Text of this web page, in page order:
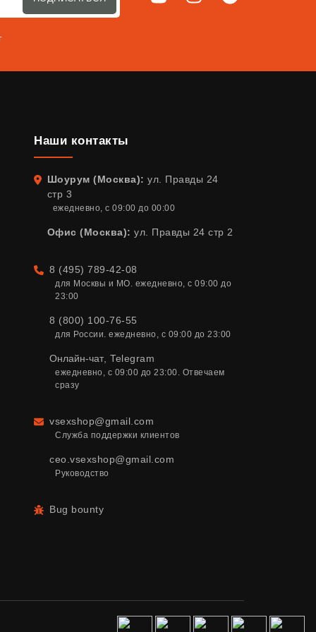
Наши контакты
Адрес
Шоурум (Москва): ул. Правды 24
стр 3
ежедневно, с 09:00 до 00:00
Офис (Москва): ул. Правды 24 стр 2
Телефон
8 (495) 789-42-08
для Москвы и МО. ежедневно, с 09:00 до
23:00
8 (800) 100-76-55
для России. ежедневно, с 09:00 до 23:00
Онлайн-чат,Telegram
ежедневно, с 09:00 до 23:00. Отвечаем
сразу
Email
vsexshop@gmail.com
Служба поддержки клиентов
ceo.vsexshop@gmail.com
Руководство
Bug bounty